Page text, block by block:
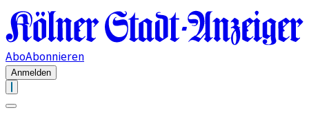
AboAbonnieren
Anmelden